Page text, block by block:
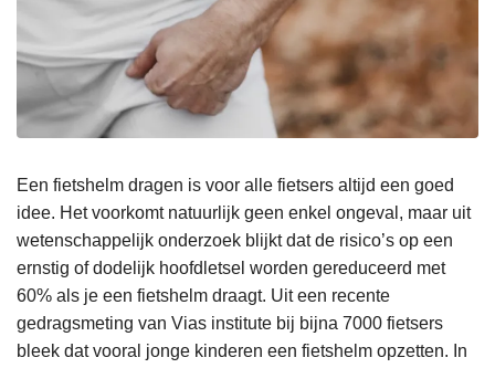
Een fietshelm dragen is voor alle fietsers altijd een goed
idee. Het voorkomt natuurlijk geen enkel ongeval, maar uit
wetenschappelijk onderzoek blijkt dat de risico’s op een
ernstig of dodelijk hoofdletsel worden gereduceerd met
60% als je een fietshelm draagt. Uit een recente
gedragsmeting van Vias institute bij bijna 7000 fietsers
bleek dat vooral jonge kinderen een fietshelm opzetten. In